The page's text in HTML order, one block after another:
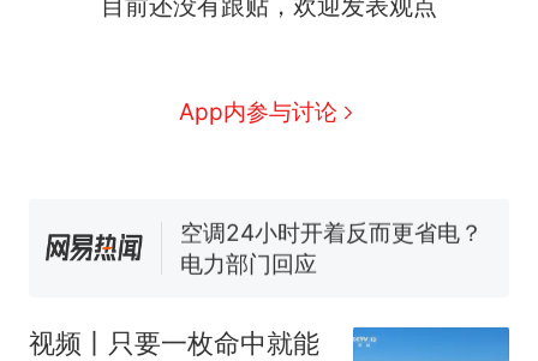
App内参与讨论
家，刚改国名，总统就邀请中
了……
视频丨只要一枚命中就能让航
5万的小车卖不动，40万以上
的抢着买
全部作废，公平么？
视频丨只要一枚命中就能